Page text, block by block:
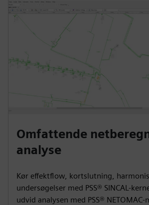
Omfattende
analyse
Kør effektflow, kortslutning,
undersøgelser med PSS® SINCAL-
udvid analysen med PSS®